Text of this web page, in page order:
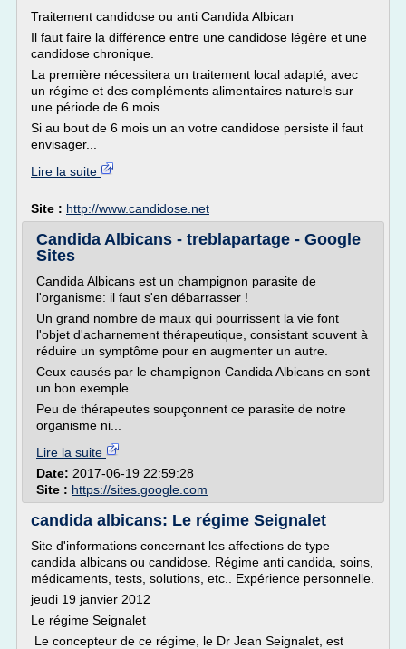
Traitement candidose ou anti Candida Albican
Il faut faire la différence entre une candidose légère et une
candidose chronique.
La première nécessitera un traitement local adapté, avec
un régime et des compléments alimentaires naturels sur
une période de 6 mois.
Si au bout de 6 mois un an votre candidose persiste il faut
envisager...
Lire la suite
Site : http://www.candidose.net
Candida Albicans - treblapartage - Google
Sites
Candida Albicans est un champignon parasite de
l'organisme: il faut s'en débarrasser !
Un grand nombre de maux qui pourrissent la vie font
l'objet d'acharnement thérapeutique, consistant souvent à
réduire un symptôme pour en augmenter un autre.
Ceux causés par le champignon Candida Albicans en sont
un bon exemple.
Peu de thérapeutes soupçonnent ce parasite de notre
organisme ni...
Lire la suite
Date: 2017-06-19 22:59:28
Site : https://sites.google.com
candida albicans: Le régime Seignalet
Site d'informations concernant les affections de type
candida albicans ou candidose. Régime anti candida, soins,
médicaments, tests, solutions, etc.. Expérience personnelle.
jeudi 19 janvier 2012
Le régime Seignalet
Le concepteur de ce régime, le Dr Jean Seignalet, est